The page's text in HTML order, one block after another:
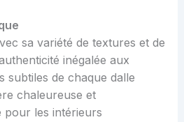
sa variété de textures et de
inégalée aux
subtiles de chaque dalle
chaleureuse et
pour les intérieurs